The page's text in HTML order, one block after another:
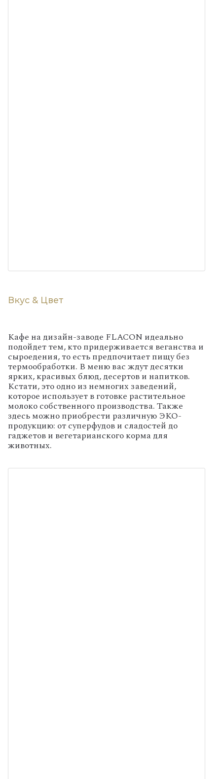
Вкус & Цвет
Кафе на дизайн-заводе FLACON идеально
подойдет тем, кто придерживается веганства и
сыроедения, то есть предпочитает пищу без
термообработки. В меню вас ждут десятки
ярких, красивых блюд, десертов и напитков.
Кстати, это одно из немногих заведений,
которое использует в готовке растительное
молоко собственного производства. Также
здесь можно приобрести различную ЭКО-
продукцию: от суперфудов и сладостей до
гаджетов и вегетарианского корма для
животных.